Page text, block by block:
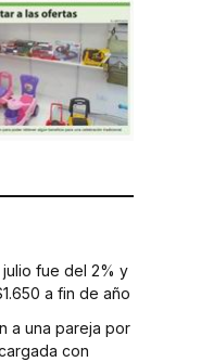
julio fue del 2% y
a fin de año
a una pareja por
con